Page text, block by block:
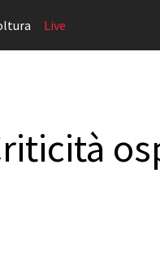
Live